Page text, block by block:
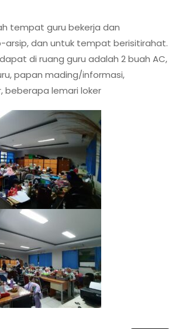
tempat guru bekerja dan
arsip, dan untuk tempat berisitirahat.
di ruang guru adalah 2 buah AC,
papan mading/informasi,
beberapa lemari loker